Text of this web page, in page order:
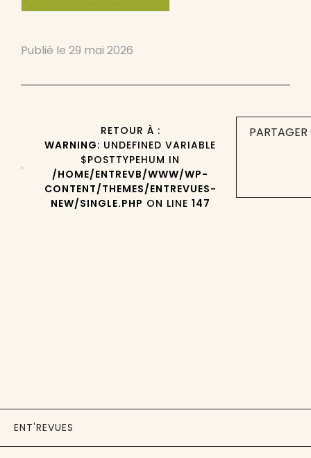
Publié le 29 mai 2026
RETOUR À :
WARNING: UNDEFINED VARIABLE
$POSTTYPEHUM IN
/HOME/ENTREVB/WWW/WP-
CONTENT/THEMES/ENTREVUES-
NEW/SINGLE.PHP ON LINE 147
ENT'REVUES